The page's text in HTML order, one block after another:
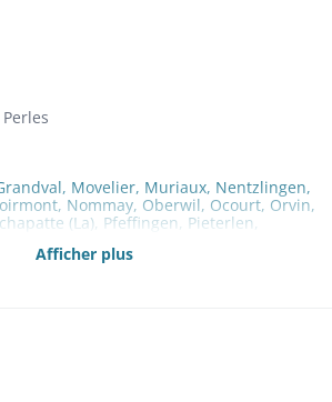
Movelier, Muriaux, Nentzlingen,
Nommay, Oberwil, Ocourt, Orvin,
(La), Pfeffingen, Pieterlen,
Afficher plus